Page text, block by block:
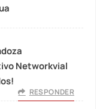
Networkvial
RESPONDER